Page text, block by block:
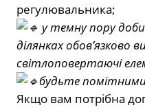
регулювальника;
у темну пору
ділянках обов’язково
світлоповертаючі
будьте
Якщо вам потрібна